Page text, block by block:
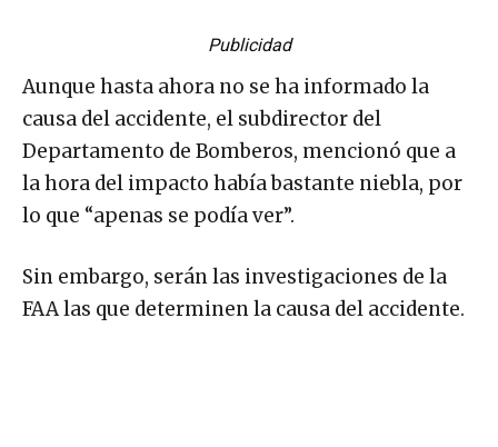
Publicidad
Aunque hasta ahora no se ha informado la
causa del accidente, el subdirector del
Departamento de Bomberos, mencionó que a
la hora del impacto había bastante niebla, por
lo que “apenas se podía ver”.
Sin embargo, serán las investigaciones de la
FAA las que determinen la causa del accidente.